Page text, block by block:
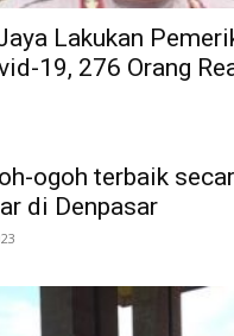
Lakukan
19, 276 Orang
ogoh terbaik
di Denpasar